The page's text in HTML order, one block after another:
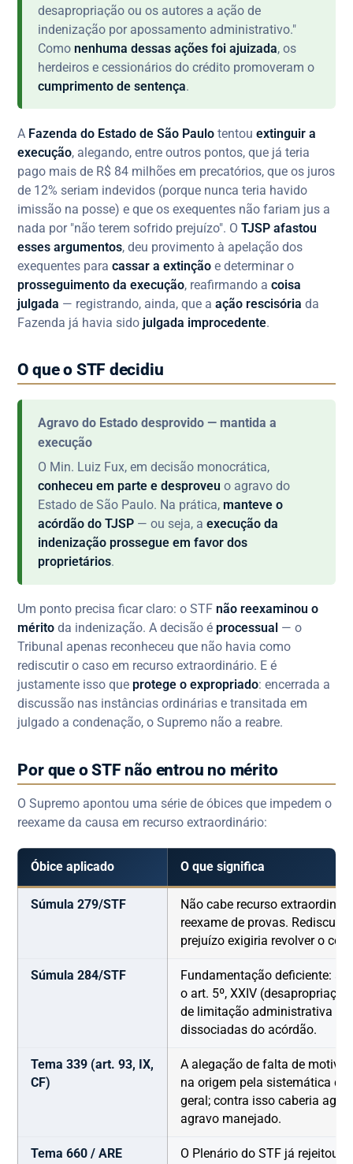
desapropriação ou os autores a ação de
indenização por apossamento administrativo."
Comonenhuma dessas ações foi ajuizada, os
herdeiros e cessionários do crédito promoveram o
cumprimento de sentença.
A Fazenda do Estado de São Paulo tentouextinguir a
execução, alegando, entre outros pontos, que já teria
pago mais de R$ 84 milhões em precatórios, que os juros
de 12% seriam indevidos (porque nunca teria havido
imissão na posse) e que os exequentes não fariam jus a
nada por "não terem sofrido prejuízo". OTJSP afastou
esses argumentos, deu provimento à apelação dos
exequentes paracassar a extinção e determinar o
prosseguimento da execução, reafirmando acoisa
julgada — registrando, ainda, que aação rescisória da
Fazenda já havia sido julgada improcedente.
O que o STF decidiu
Agravo do Estado desprovido — mantida a
execução
O Min. Luiz Fux, em decisão monocrática,
conheceu em parte e desproveu o agravo do
Estado de São Paulo. Na prática, manteve o
acórdão do TJSP — ou seja, aexecução da
indenização prossegue em favor dos
proprietários.
Um ponto precisa ficar claro: o STFnão reexaminou o
mérito da indenização. A decisão é processual — o
Tribunal apenas reconheceu que não havia como
rediscutir o caso em recurso extraordinário. E é
justamente isso que protege o expropriado: encerrada a
discussão nas instâncias ordinárias e transitada em
julgado a condenação, o Supremo não a reabre.
Por que o STF não entrou no mérito
O Supremo apontou uma série de óbices que impedem o
reexame da causa em recurso extraordinário:
Óbice aplicado O que significa
Súmula 279/STF
Não cabe recurso
reexame de provas. Rediscutir
prejuízo exigiria revolver o
Súmula 284/STF
Fundamentação deficiente: a
o art. 5º, XXIV
de limitação administrativa —
dissociadas do acórdão.
Tema 339 (art. 93, IX,
CF)
A alegação de falta de
na origem pela sistemática da
geral; contra isso caberia
agravo manejado.
Tema 660 / ARE O Plenário do STF já rejeitou